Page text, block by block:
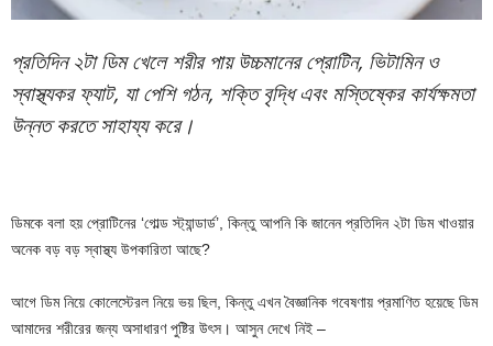
প্রতিদিন ২টা ডিম খেলে শরীর পায় উচ্চমানের প্রোটিন, ভিটামিন ও
স্বাস্থ্যকর ফ্যাট, যা পেশি গঠন, শক্তি বৃদ্ধি এবং মস্তিষ্কের কার্যক্ষমতা
উন্নত করতে সাহায্য করে।
ডিমকে বলা হয় প্রোটিনের ‘গোল্ড স্ট্যান্ডার্ড’, কিন্তু আপনি কি জানেন প্রতিদিন ২টা ডিম খাওয়ার
অনেক বড় বড় স্বাস্থ্য উপকারিতা আছে?
আগে ডিম নিয়ে কোলেস্টেরল নিয়ে ভয় ছিল, কিন্তু এখন বৈজ্ঞানিক গবেষণায় প্রমাণিত হয়েছে ডিম
আমাদের শরীরের জন্য অসাধারণ পুষ্টির উৎস। আসুন দেখে নিই –